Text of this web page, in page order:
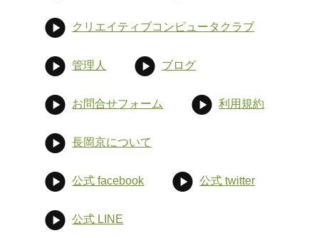
クリエイティブコンピュータクラブ
管理人 ブログ
お問合せフォーム 利用規約
長岡京について
公式 facebook 公式 twitter
公式 LINE